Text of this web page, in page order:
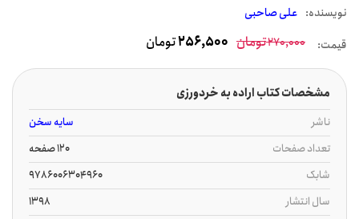
نويسنده: علی صاحبی
قیمت: 270,000تومان 256,500تومان
مشخصات کتاب اراده به خردورزی
ناشر
سایه سخن
تعداد صفحات
120 صفحه
شابک
9786006304960
سال انتشار
1398